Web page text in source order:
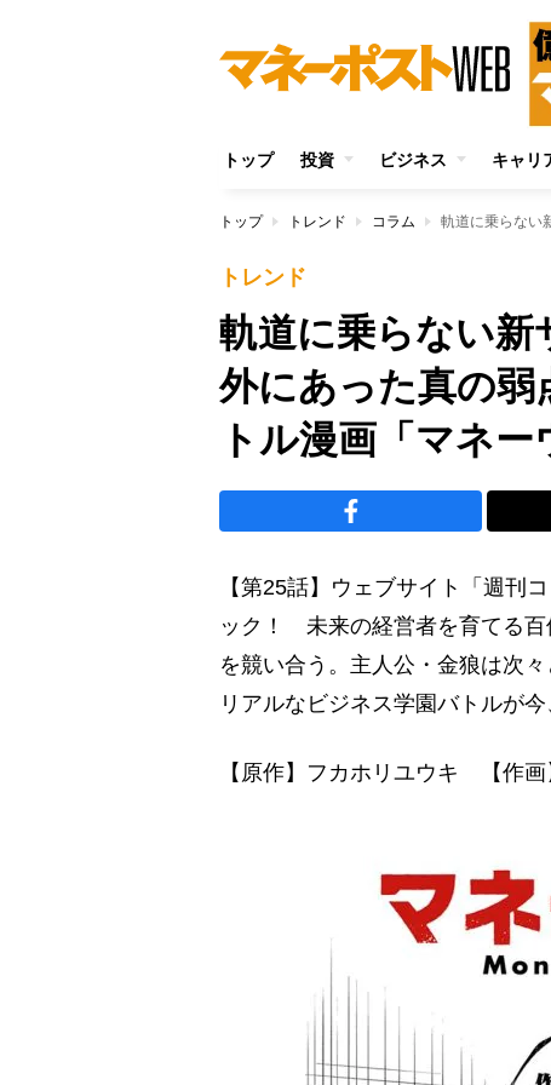
トップ 投資 ビジネス キャリ
トップ トレンド コラム
トレンド
軌道に乗らない新
外にあった真の
トル漫画「マネー
【第25話】ウェブサイト「週刊
ック！ 未来の経営者を育てる百
を競い合う。主人公・金狼は次
リアルなビジネス学園バトルが今
【原作】フカホリユウキ 【作